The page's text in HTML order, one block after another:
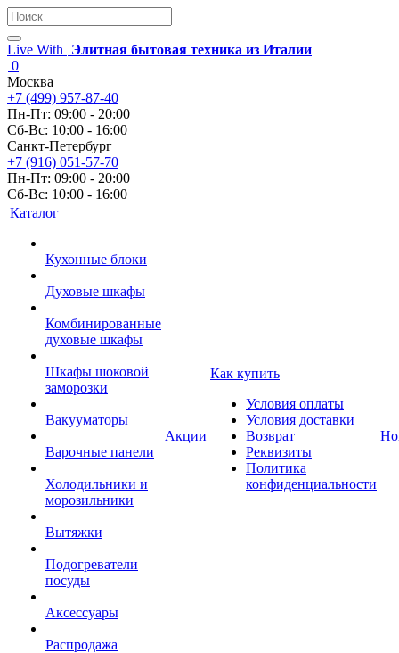
Live With
Элитная бытовая техника из Италии
0
Москва
+7 (499) 957-87-40
Пн-Пт: 09:00 - 20:00
Сб-Вс: 10:00 - 16:00
Санкт-Петербург
+7 (916) 051-57-70
Пн-Пт: 09:00 - 20:00
Сб-Вс: 10:00 - 16:00
Каталог
Кухонные блоки
Духовые шкафы
Комбинированные
духовые шкафы
Шкафы шоковой
заморозки
Вакууматоры
Варочные панели
Холодильники и
морозильники
Вытяжки
Подогреватели
посуды
Аксессуары
Распродажа
Акции
Как купить
Условия оплаты
Условия доставки
Возврат
Реквизиты
Политика
конфиденциальности